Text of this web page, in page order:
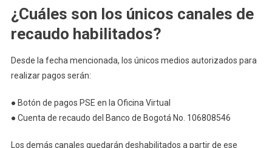
Y
¿Cuáles son los únicos canales de
recaudo habilitados?
Desde la fecha mencionada, los únicos medios autorizados para
realizar pagos serán:
● Botón de pagos PSE en la Oficina Virtual
● Cuenta de recaudo del Banco de Bogotá No. 106808546
Los demás canales quedarán deshabilitados a partir de ese